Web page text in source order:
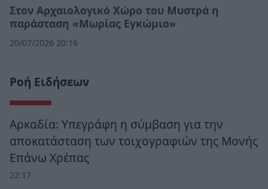
Στον Αρχαιολογικό Χώρο του Μυστρά η
παράσταση «Μωρίας Εγκώμιο»
20/07/2026 20:16
Ροή Ειδήσεων
Αρκαδία: Υπεγράφη η σύμβαση για την
αποκατάσταση των τοιχογραφιών της Μονής
Επάνω Χρέπας
22:17